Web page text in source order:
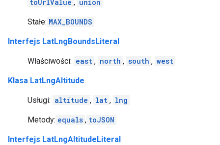
toUrlValue , union
Stałe: MAX_BOUNDS
Interfejs LatLngBoundsLiteral
Właściwości: east , north , south , west
Klasa LatLngAltitude
Usługi: altitude , lat , lng
Metody: equals , toJSON
Interfejs LatLngAltitudeLiteral